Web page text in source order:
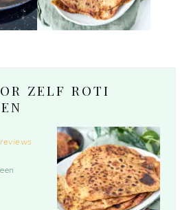
ZELF ROTI